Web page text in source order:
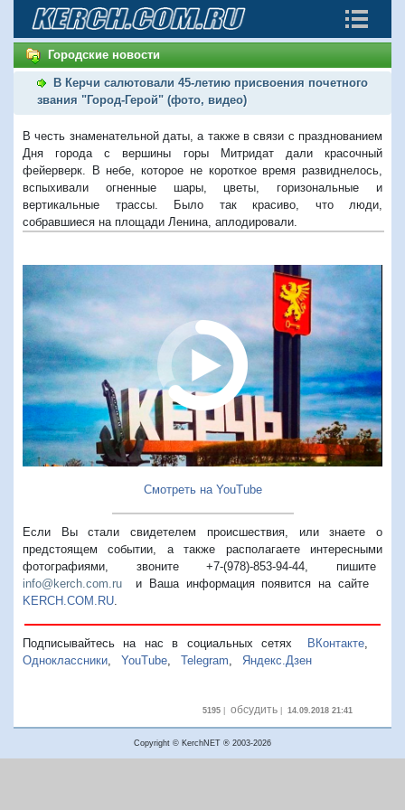
Городские новости
В Керчи салютовали 45-летию присвоения почетного
звания "Город-Герой" (фото, видео)
В честь знаменательной даты, а также в связи с празднованием
Дня города с вершины горы Митридат дали красочный
фейерверк. В небе, которое не короткое время развиднелось,
вспыхивали огненные шары, цветы, горизональные и
вертикальные трассы. Было так красиво, что люди,
собравшиеся на площади Ленина, аплодировали.
Смотреть на YouTube
Если Вы стали свидетелем происшествия, или знаете о
предстоящем событии, а также располагаете интересными
фотографиями, звоните +7-(978)-853-94-44, пишите
info@kerch.com.ru и Ваша информация появится на сайте
KERCH.COM.RU
Подписывайтесь на нас в социальных сетях ВКонтакте,
Одноклассники
YouTube Telegram Яндекс.Дзен
5195| обсудить| 14.09.2018 21:41
Copyright © KerchNET ® 2003-2026